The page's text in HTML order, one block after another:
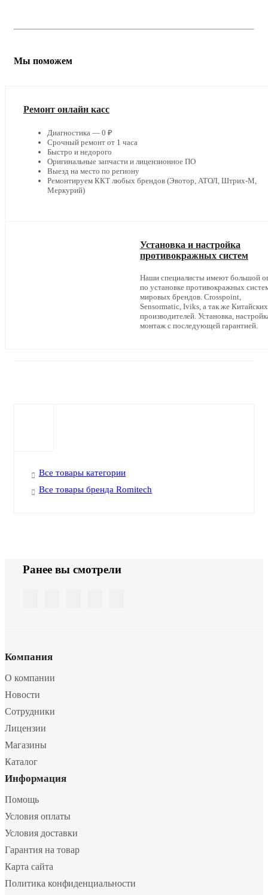
Мы поможем
Ремонт онлайн касс
Диагностика — 0 ₽
Срочный ремонт от 1 часа
Быстро и недорого
Оригинальные запчасти и лицензионное ПО
Выезд на место по региону
Ремонтируем ККТ любых брендов (Эвотор, АТОЛ, Штрих-М,
Меркурий)
Установка и настройка
противокражных систем
Наши специалисты имеют большой
по установке противокражных
мировых брендов. Crosspoint,
Sensormatic, Iviks, а так же Китайских
производителей. Установка,
монтаж с последующей гарантией.
Все товары категории
Все товары бренда Romitech
Ранее вы смотрели
Компания
О компании
Новости
Сотрудники
Лицензии
Магазины
Каталог
Информация
Помощь
Условия оплаты
Условия доставки
Гарантия на товар
Карта сайта
Политика конфиденциальности